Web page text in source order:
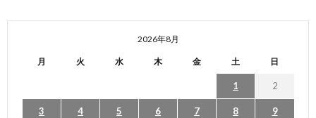
2026年8月
月 火 水 木 金 土 日
1 2
3 4 5 6 7 8 9